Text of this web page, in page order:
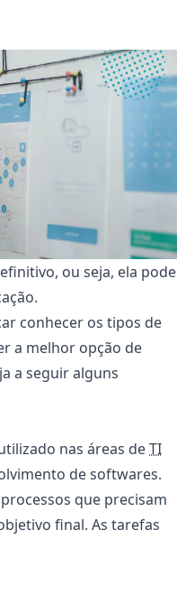
ou seja, ela pode
conhecer os tipos de
a melhor opção de
a seguir alguns
nas áreas deTI
de softwares.
que precisam
final. As tarefas